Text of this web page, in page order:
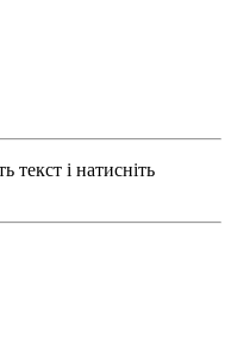
текст і натисніть